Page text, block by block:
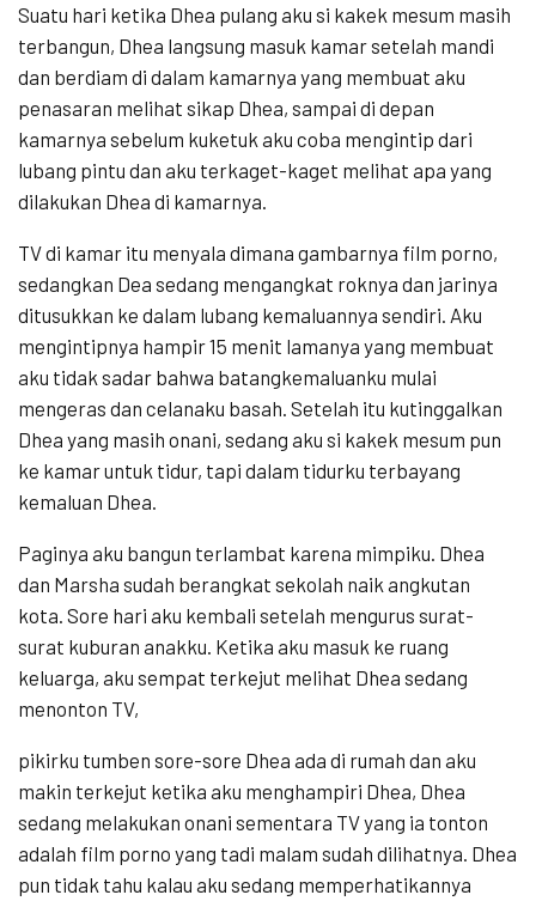
Suatu hari ketika Dhea pulang aku si kakek mesum masih
terbangun, Dhea langsung masuk kamar setelah mandi
dan berdiam di dalam kamarnya yang membuat aku
penasaran melihat sikap Dhea, sampai di depan
kamarnya sebelum kuketuk aku coba mengintip dari
lubang pintu dan aku terkaget-kaget melihat apa yang
dilakukan Dhea di kamarnya.
TV di kamar itu menyala dimana gambarnya film porno,
sedangkan Dea sedang mengangkat roknya dan jarinya
ditusukkan ke dalam lubang kemaluannya sendiri. Aku
mengintipnya hampir 15 menit lamanya yang membuat
aku tidak sadar bahwa batangkemaluanku mulai
mengeras dan celanaku basah. Setelah itu kutinggalkan
Dhea yang masih onani, sedang aku si kakek mesum pun
ke kamar untuk tidur, tapi dalam tidurku terbayang
kemaluan Dhea.
Paginya aku bangun terlambat karena mimpiku. Dhea
dan Marsha sudah berangkat sekolah naik angkutan
kota. Sore hari aku kembali setelah mengurus surat-
surat kuburan anakku. Ketika aku masuk ke ruang
keluarga, aku sempat terkejut melihat Dhea sedang
menonton TV,
pikirku tumben sore-sore Dhea ada di rumah dan aku
makin terkejut ketika aku menghampiri Dhea, Dhea
sedang melakukan onani sementara TV yang ia tonton
adalah film porno yang tadi malam sudah dilihatnya. Dhea
pun tidak tahu kalau aku sedang memperhatikannya